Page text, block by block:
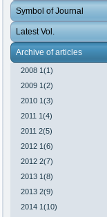
Symbol of Journal
Latest Vol.
Archive of articles
2008 1(1)
2009 1(2)
2010 1(3)
2011 1(4)
2011 2(5)
2012 1(6)
2012 2(7)
2013 1(8)
2013 2(9)
2014 1(10)